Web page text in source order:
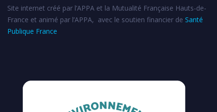
Site internet créé par l’APPA et la Mutualité Française Hauts-de-
France et animé par l’APPA, avec le soutien financier de Santé
Publique France